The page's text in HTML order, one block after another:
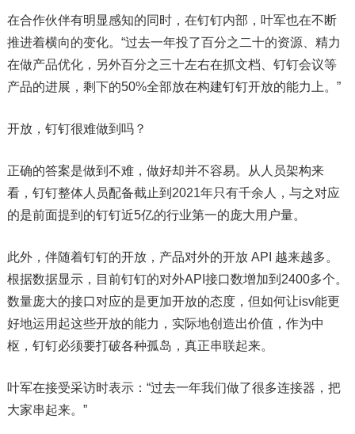
在合作伙伴有明显感知的同时，在钉钉内部，叶军也在不断
推进着横向的变化。“过去一年投了百分之二十的资源、精力
在做产品优化，另外百分之三十左右在抓文档、钉钉会议等
产品的进展，剩下的50%全部放在构建钉钉开放的能力上。”
开放，钉钉很难做到吗？
正确的答案是做到不难，做好却并不容易。从人员架构来
看，钉钉整体人员配备截止到2021年只有千余人，与之对应
的是前面提到的钉钉近5亿的行业第一的庞大用户量。
此外，伴随着钉钉的开放，产品对外的开放 API 越来越多。
根据数据显示，目前钉钉的对外API接口数增加到2400多个。
数量庞大的接口对应的是更加开放的态度，但如何让isv能更
好地运用起这些开放的能力，实际地创造出价值，作为中
枢，钉钉必须要打破各种孤岛，真正串联起来。
叶军在接受采访时表示：“过去一年我们做了很多连接器，把
大家串起来。”